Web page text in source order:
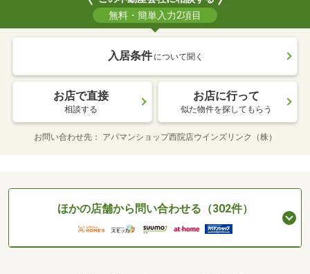
無料・簡単入力2項目
入居条件 について聞く
お店で直接
相談する
お店に行って
似た物件を探してもらう
お問い合わせ先 アパマンショップ西院店ウインズリンク（株）
ほかの店舗から問い合わせる（302件）